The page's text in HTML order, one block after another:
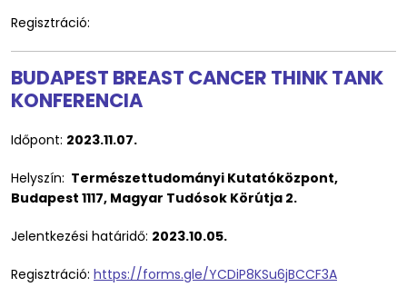
Regisztráció:
BUDAPEST BREAST CANCER THINK TANK
KONFERENCIA
Időpont: 2023.11.07.
Helyszín: Természettudományi Kutatóközpont,
Budapest 1117, Magyar Tudósok Körútja 2.
Jelentkezési határidő: 2023.10.05.
Regisztráció: https://forms.gle/YCDiP8KSu6jBCCF3A